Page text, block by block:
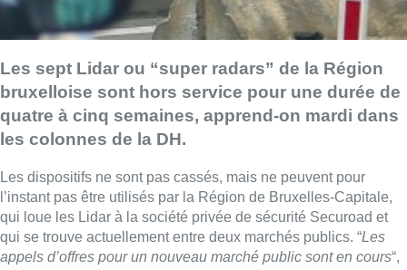
Les sept Lidar ou “super radars” de la Région
bruxelloise sont hors service pour une durée de
quatre à cinq semaines, apprend-on mardi dans
les colonnes de la DH.
Les dispositifs ne sont pas cassés, mais ne peuvent pour
l’instant pas être utilisés par la Région de Bruxelles-Capitale,
qui loue les Lidar à la société privée de sécurité Securoad et
qui se trouve actuellement entre deux marchés publics. “Les
appels d’offres pour un nouveau marché public sont en cours“,